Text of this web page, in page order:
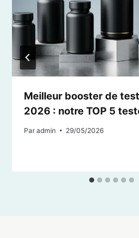
Meilleur booster de
2026 : notre TOP 5
Paradmin 29/05/2026